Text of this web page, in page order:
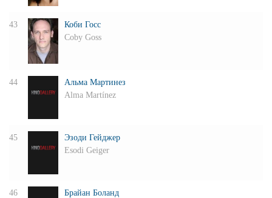
43
Коби Госс
Coby Goss
44
Альма Мартинез
Alma Martínez
45
Эзоди Гейджер
Esodi Geiger
46
Брайан Боланд